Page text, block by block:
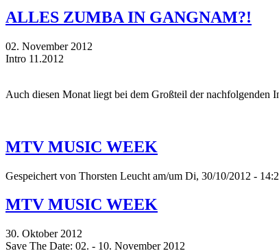
ALLES ZUMBA IN GANGNAM?!
02. November 2012
Intro 11.2012
Auch diesen Monat liegt bei dem Großteil der nachfolgenden
MTV MUSIC WEEK
Gespeichert von Thorsten Leucht am/um Di, 30/10/2012 -
MTV MUSIC WEEK
30. Oktober 2012
Save The Date: 02. - 10. November 2012